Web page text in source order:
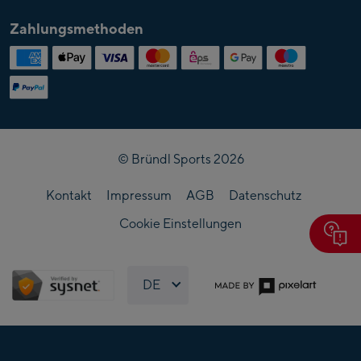
Entitäten
Karriere im Servicecenter
Bründl Akademie
Ansprechpartner
Bründl
Magazin & Stories
Veranstaltungen
Presse
Sitemap
Zahlungsmethoden
© Bründl Sports 2026
Kontakt Impressum AGB
Datenschutz
Cookie Einstellungen